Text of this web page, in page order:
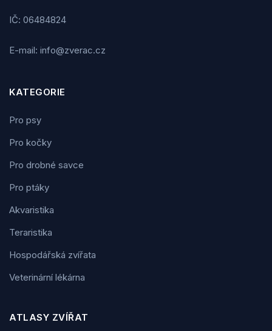
IČ: 06484824
E-mail: info@zverac.cz
KATEGORIE
Pro psy
Pro kočky
Pro drobné savce
Pro ptáky
Akvaristika
Teraristika
Hospodářská zvířata
Veterinární lékárna
ATLASY ZVÍŘAT